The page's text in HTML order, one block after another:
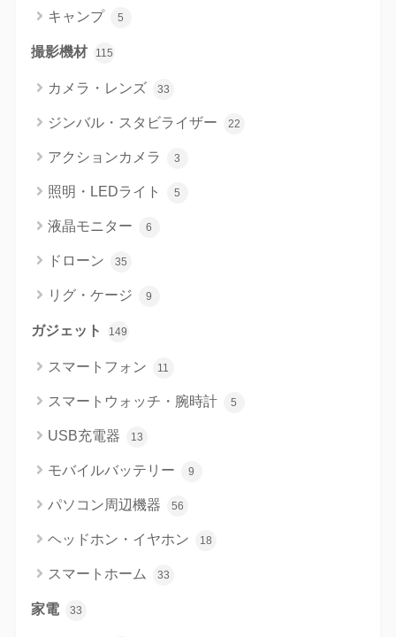
キャンプ 5
撮影機材 115
カメラ・レンズ 33
ジンバル・スタビライザー 22
アクションカメラ 3
照明・LEDライト 5
液晶モニター 6
ドローン 35
リグ・ケージ 9
ガジェット 149
スマートフォン 11
スマートウォッチ・腕時計 5
USB充電器 13
モバイルバッテリー 9
パソコン周辺機器 56
ヘッドホン・イヤホン 18
スマートホーム 33
家電 33